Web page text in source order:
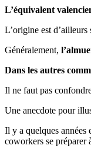
L’équivalent
L’origine est
Généralement,
Dans les autres
Il ne faut pas
Une anecdote pour
Il y a quelques années
coworkers se préparer